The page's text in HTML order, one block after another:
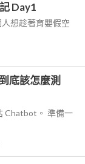
Day1
想趁著育嬰假空
底該怎麼測
Chatbot。 準備一